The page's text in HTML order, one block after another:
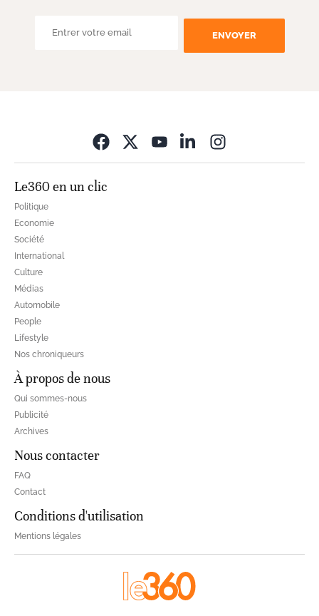
ENVOYER
Le360 en un clic
Politique
Economie
Société
International
Culture
Médias
Automobile
People
Lifestyle
Nos chroniqueurs
À propos de nous
Qui sommes-nous
Publicité
Archives
Nous contacter
FAQ
Contact
Conditions d'utilisation
Mentions légales